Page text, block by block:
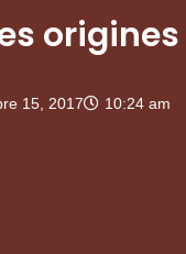
15, 2017 10:24 am